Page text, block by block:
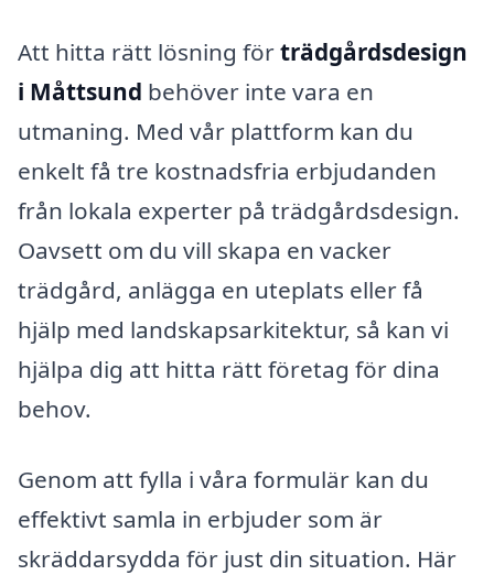
Att hitta rätt lösning förträdgårdsdesign
i Måttsund behöver inte vara en
utmaning. Med vår plattform kan du
enkelt få tre kostnadsfria erbjudanden
från lokala experter på trädgårdsdesign.
Oavsett om du vill skapa en vacker
trädgård, anlägga en uteplats eller få
hjälp med landskapsarkitektur, så kan vi
hjälpa dig att hitta rätt företag för dina
behov.
Genom att fylla i våra formulär kan du
effektivt samla in erbjuder som är
skräddarsydda för just din situation. Här